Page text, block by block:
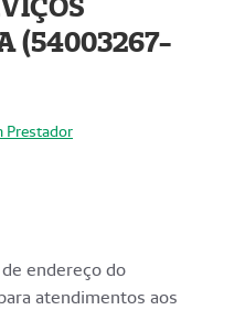
(54003267-
Prestador
endereço do
atendimentos aos